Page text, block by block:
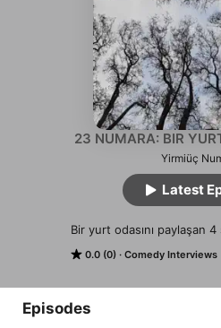
Top Charts
23 NUMARA: BIR
Yirmiüç
0.0 (0) Comedy Interviews
Bir yurt odasını paylaşan
Latest
Episodes